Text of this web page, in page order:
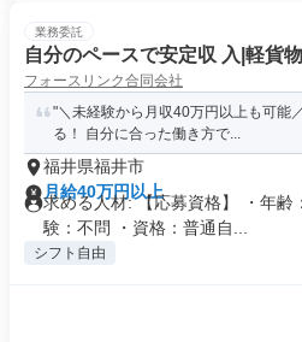
業務委託
自分のペースで安定収 入|軽貨
フォースリンク合同会社
"＼未経験から月収40万円以上も可能
る！ 自分に合った働き方で...
福井県福井市
月給40万円以上
求める人材: 【応募資格】 ・年齢
験：不問 ・資格：普通自...
シフト自由